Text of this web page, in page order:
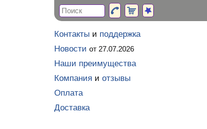
Контакты и поддержка
Новости от 27.07.2026
Наши преимущества
Компания и отзывы
Оплата
Доставка